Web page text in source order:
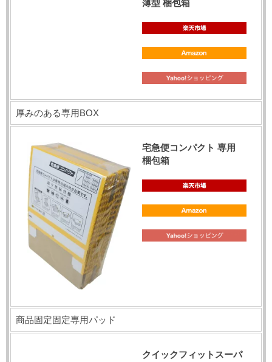
薄型 梱包箱
厚みのある専用BOX
宅急便コンパクト 専用
梱包箱
商品固定固定専用パッド
クイックフィットスーパ